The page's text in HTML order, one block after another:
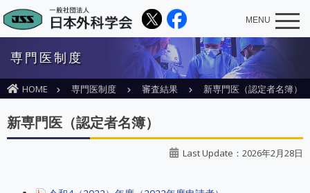
MENU
専門医制度
HOME 専門医制度 審査結果 新専門医（認定者名簿）
新専門医（認定者名簿）
Last Update：2026年2月28日